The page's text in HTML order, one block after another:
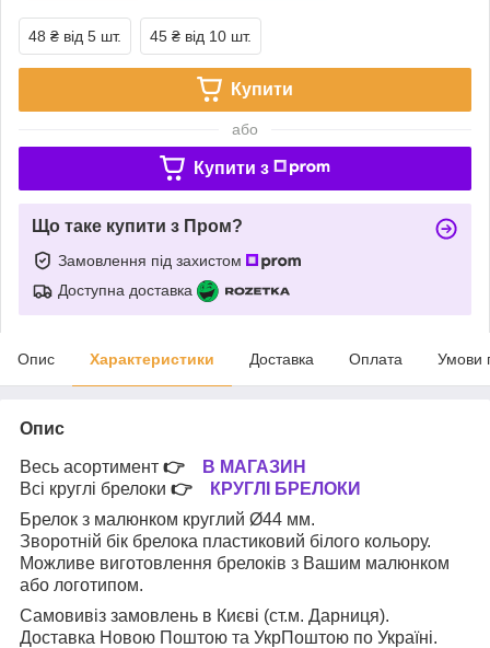
48 ₴ від 5 шт. 45 ₴ від 10 шт.
Купити
або
Купити з
Що таке купити з Пром?
Замовлення під захистом
Доступна доставка
Опис Характеристики Доставка Оплата Умови
Опис
Весь асортимент 👉
В МАГАЗИН
Всі круглі брелоки 👉
КРУГЛІ БРЕЛОКИ
Брелок з малюнком круглий Ø44 мм.
Зворотній бік брелока пластиковий білого кольору.
Можливе виготовлення брелоків з Вашим малюнком
або логотипом.
Самовивіз замовлень в Києві (ст.м. Дарниця).
Доставка Новою Поштою та УкрПоштою по Україні.